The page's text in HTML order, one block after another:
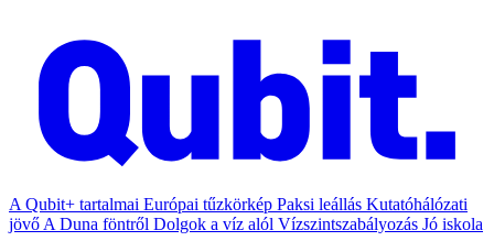
A Qubit+ tartalmai Európai tűzkörkép Paksi leállás Kutatóhálózati
jövő A Duna föntről Dolgok a víz alól Vízszintszabályozás Jó iskola